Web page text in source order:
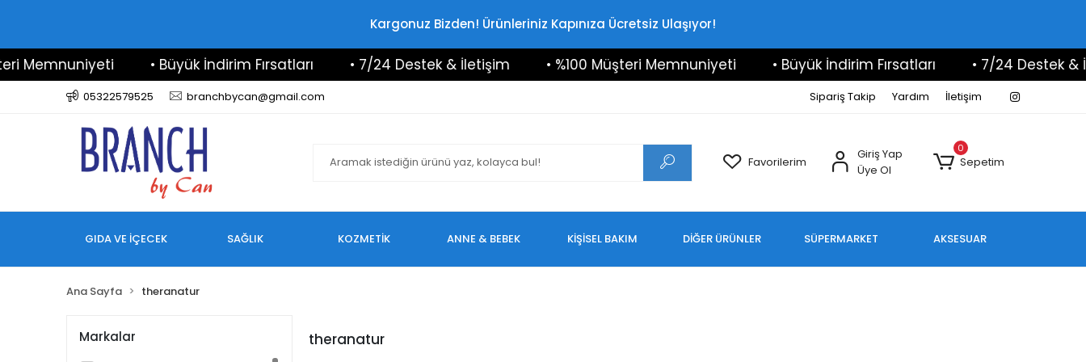
Kargonuz Bizden! Ürünleriniz Kapınıza Ücretsiz Ulaşıyor!
Memnuniyeti • Büyük İndirim Fırsatları • 7/24 Destek & İletişim • %100 Müşteri Memnuniyeti • Büyük İndirim Fırsatları • 7/24 Destek &
05322579525 branchbycan@gmail.com Sipariş Takip Yardım İletişim
Favorilerim
Giriş Yap
Üye Ol
0
Sepetim
GIDA VE İÇECEK SAĞLIK KOZMETİK ANNE & BEBEK KİŞİSEL BAKIM DİĞER ÜRÜNLER SÜPERMARKET AKSESUAR
Ana Sayfa theranatur
Markalar theranatur